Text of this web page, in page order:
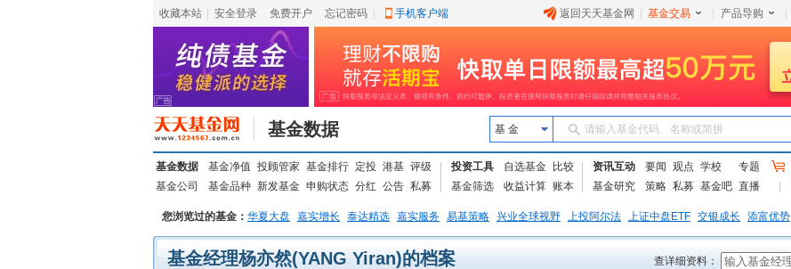
收藏本站 安全登录 免费开户 忘记密码 手机客户端 返回天天基金网 基金交易 产品导购
基金数据 基 金 请输入基金代码、名称或简拼
基金数据 基金净值 投顾管家 基金排行 定投 港基 评级
基金公司
基金品种 新发基金 申购状态 分红 公告 私募
投资工具 自选基金
比较
基金筛选
收益计算 账本
资讯互动 要闻 观点 学校
专题
基金研究
策略 私募 基金吧 直播
您浏览过的基金： 华夏大盘 嘉实增长 泰达精选 嘉实服务 易基策略 兴业全球视野 上投阿尔法 上证中盘ETF 交银成长 添富优势
基金经理杨亦然(YANG Yiran)的档案 查详细资料：